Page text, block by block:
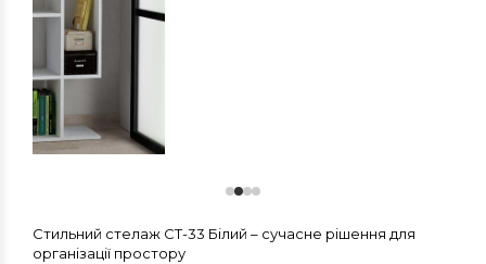
Стильний стелаж СТ-33 Білий – сучасне рішення для
організації простору